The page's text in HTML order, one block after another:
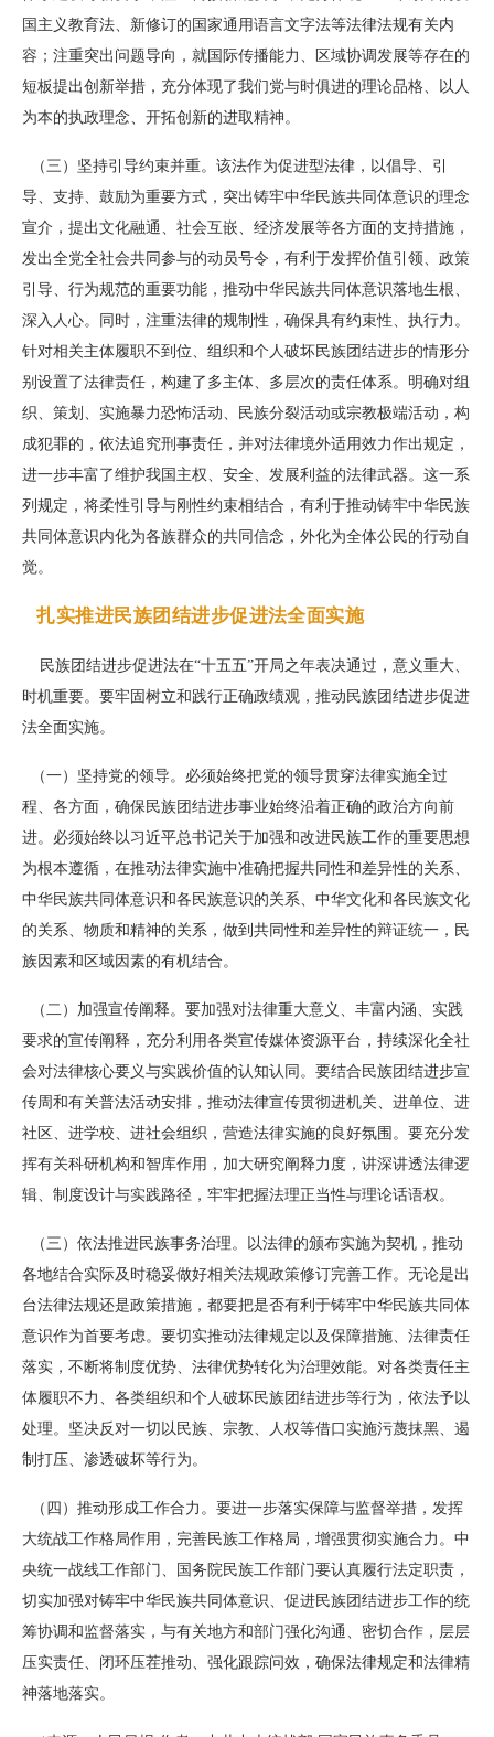
国主义教育法、新修订的国家通用语言文字法等法律法规有关内
容；注重突出问题导向，就国际传播能力、区域协调发展等存在的
短板提出创新举措，充分体现了我们党与时俱进的理论品格、以人
为本的执政理念、开拓创新的进取精神。
（三）坚持引导约束并重。该法作为促进型法律，以倡导、引
导、支持、鼓励为重要方式，突出铸牢中华民族共同体意识的理念
宣介，提出文化融通、社会互嵌、经济发展等各方面的支持措施，
发出全党全社会共同参与的动员号令，有利于发挥价值引领、政策
引导、行为规范的重要功能，推动中华民族共同体意识落地生根、
深入人心。同时，注重法律的规制性，确保具有约束性、执行力。
针对相关主体履职不到位、组织和个人破坏民族团结进步的情形分
别设置了法律责任，构建了多主体、多层次的责任体系。明确对组
织、策划、实施暴力恐怖活动、民族分裂活动或宗教极端活动，构
成犯罪的，依法追究刑事责任，并对法律境外适用效力作出规定，
进一步丰富了维护我国主权、安全、发展利益的法律武器。这一系
列规定，将柔性引导与刚性约束相结合，有利于推动铸牢中华民族
共同体意识内化为各族群众的共同信念，外化为全体公民的行动自
觉。
扎实推进民族团结进步促进法全面实施
民族团结进步促进法在“十五五”开局之年表决通过，意义重大、
时机重要。要牢固树立和践行正确政绩观，推动民族团结进步促进
法全面实施。
（一）坚持党的领导。必须始终把党的领导贯穿法律实施全过
程、各方面，确保民族团结进步事业始终沿着正确的政治方向前
进。必须始终以习近平总书记关于加强和改进民族工作的重要思想
为根本遵循，在推动法律实施中准确把握共同性和差异性的关系、
中华民族共同体意识和各民族意识的关系、中华文化和各民族文化
的关系、物质和精神的关系，做到共同性和差异性的辩证统一，民
族因素和区域因素的有机结合。
（二）加强宣传阐释。要加强对法律重大意义、丰富内涵、实践
要求的宣传阐释，充分利用各类宣传媒体资源平台，持续深化全社
会对法律核心要义与实践价值的认知认同。要结合民族团结进步宣
传周和有关普法活动安排，推动法律宣传贯彻进机关、进单位、进
社区、进学校、进社会组织，营造法律实施的良好氛围。要充分发
挥有关科研机构和智库作用，加大研究阐释力度，讲深讲透法律逻
辑、制度设计与实践路径，牢牢把握法理正当性与理论话语权。
（三）依法推进民族事务治理。以法律的颁布实施为契机，推动
各地结合实际及时稳妥做好相关法规政策修订完善工作。无论是出
台法律法规还是政策措施，都要把是否有利于铸牢中华民族共同体
意识作为首要考虑。要切实推动法律规定以及保障措施、法律责任
落实，不断将制度优势、法律优势转化为治理效能。对各类责任主
体履职不力、各类组织和个人破坏民族团结进步等行为，依法予以
处理。坚决反对一切以民族、宗教、人权等借口实施污蔑抹黑、遏
制打压、渗透破坏等行为。
（四）推动形成工作合力。要进一步落实保障与监督举措，发挥
大统战工作格局作用，完善民族工作格局，增强贯彻实施合力。中
央统一战线工作部门、国务院民族工作部门要认真履行法定职责，
切实加强对铸牢中华民族共同体意识、促进民族团结进步工作的统
筹协调和监督落实，与有关地方和部门强化沟通、密切合作，层层
压实责任、闭环压茬推动、强化跟踪问效，确保法律规定和法律精
神落地落实。